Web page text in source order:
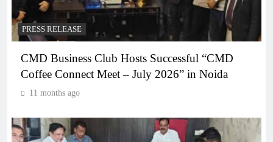
PRESS RELEASE
CMD Business Club Hosts Successful “CMD
Coffee Connect Meet – July 2026” in Noida
11 months ago